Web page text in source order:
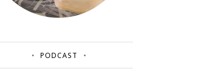
PODCAST